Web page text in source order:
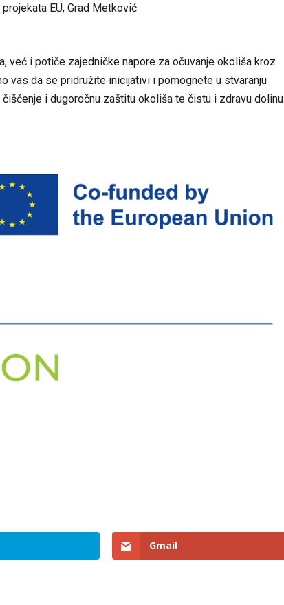
EU, Grad Metković
već i potiče zajedničke napore za očuvanje okoliša kroz
vas da se pridružite inicijativi i pomognete u stvaranju
i dugoročnu zaštitu okoliša te čistu i zdravu dolinu
Gmail